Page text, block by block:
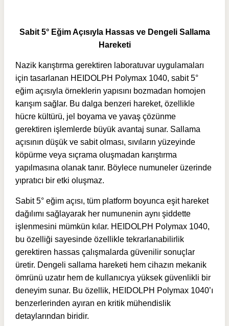
Sabit 5° Eğim Açısıyla Hassas ve Dengeli Sallama
Hareketi
Nazik karıştırma gerektiren laboratuvar uygulamaları
için tasarlanan HEIDOLPH Polymax 1040, sabit 5°
eğim açısıyla örneklerin yapısını bozmadan homojen
karışım sağlar. Bu dalga benzeri hareket, özellikle
hücre kültürü, jel boyama ve yavaş çözünme
gerektiren işlemlerde büyük avantaj sunar. Sallama
açısının düşük ve sabit olması, sıvıların yüzeyinde
köpürme veya sıçrama oluşmadan karıştırma
yapılmasına olanak tanır. Böylece numuneler üzerinde
yıpratıcı bir etki oluşmaz.
Sabit 5° eğim açısı, tüm platform boyunca eşit hareket
dağılımı sağlayarak her numunenin aynı şiddette
işlenmesini mümkün kılar. HEIDOLPH Polymax 1040,
bu özelliği sayesinde özellikle tekrarlanabilirlik
gerektiren hassas çalışmalarda güvenilir sonuçlar
üretir. Dengeli sallama hareketi hem cihazın mekanik
ömrünü uzatır hem de kullanıcıya yüksek güvenlikli bir
deneyim sunar. Bu özellik, HEIDOLPH Polymax 1040’ı
benzerlerinden ayıran en kritik mühendislik
detaylarından biridir.